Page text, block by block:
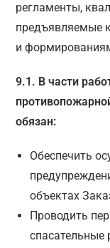
регламенты,
предъявляемые
и
9.1. В части
обязан:
Обеспечить
объектах
Проводить
спасательные